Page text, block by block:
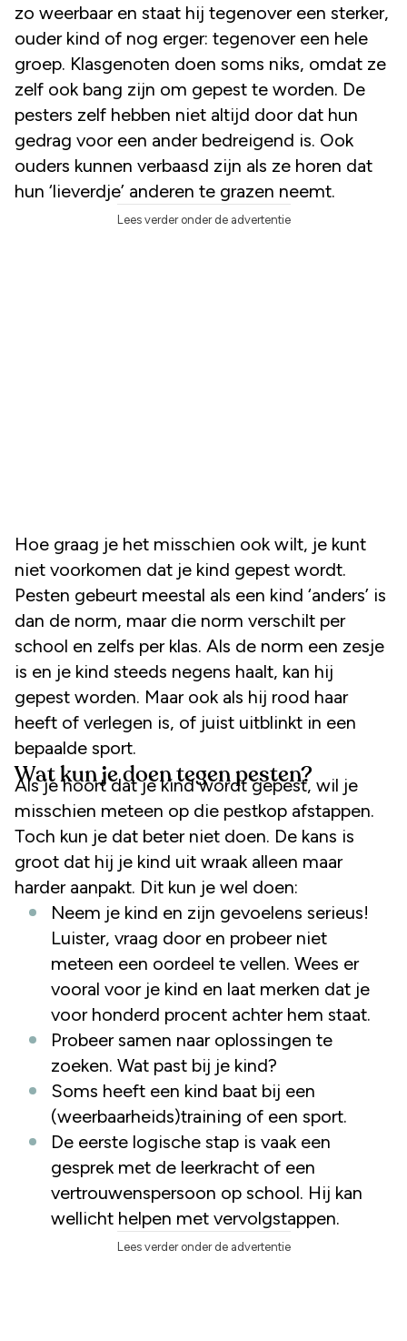
zo weerbaar en staat hij tegenover een sterker,
ouder kind of nog erger: tegenover een hele
groep. Klasgenoten doen soms niks, omdat ze
zelf ook bang zijn om gepest te worden. De
pesters zelf hebben niet altijd door dat hun
gedrag voor een ander bedreigend is. Ook
ouders kunnen verbaasd zijn als ze horen dat
hun ‘lieverdje’ anderen te grazen neemt.
Lees verder onder de advertentie
Hoe graag je het misschien ook wilt, je kunt
niet voorkomen dat je kind gepest wordt.
Pesten gebeurt meestal als een kind ‘anders’ is
dan de norm, maar die norm verschilt per
school en zelfs per klas. Als de norm een zesje
is en je kind steeds negens haalt, kan hij
gepest worden. Maar ook als hij rood haar
heeft of verlegen is, of juist uitblinkt in een
bepaalde sport.
Wat kun je doen tegen pesten?
Als je hoort dat je kind wordt gepest, wil je
misschien meteen op die pestkop afstappen.
Toch kun je dat beter niet doen. De kans is
groot dat hij je kind uit wraak alleen maar
harder aanpakt. Dit kun je wel doen:
Neem je kind en zijn gevoelens serieus!
Luister, vraag door en probeer niet
meteen een oordeel te vellen. Wees er
vooral voor je kind en laat merken dat je
voor honderd procent achter hem staat.
Probeer samen naar oplossingen te
zoeken. Wat past bij je kind?
Soms heeft een kind baat bij een
(weerbaarheids)training of een sport.
De eerste logische stap is vaak een
gesprek met de leerkracht of een
vertrouwenspersoon op school. Hij kan
wellicht helpen met vervolgstappen.
Lees verder onder de advertentie